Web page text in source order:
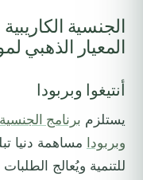
الجنسية
المعيار الذهبي
أنتيغوا وبربودا
يستلزم برنامج
وبربودا
مساهمة دنيا
للتنمية ويُعالج